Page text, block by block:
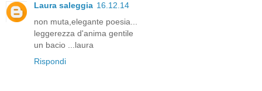
Laura saleggia 16.12.14
non muta,elegante poesia...
leggerezza d'anima gentile
un bacio ...laura
Rispondi